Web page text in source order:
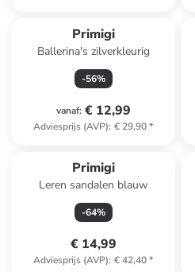
Primigi
Ballerina's zilverkleurig
-56%
vanaf: € 12,99
Adviesprijs (AVP): € 29,90*
Primigi
Leren sandalen blauw
-64%
€ 14,99
Adviesprijs (AVP): € 42,40*